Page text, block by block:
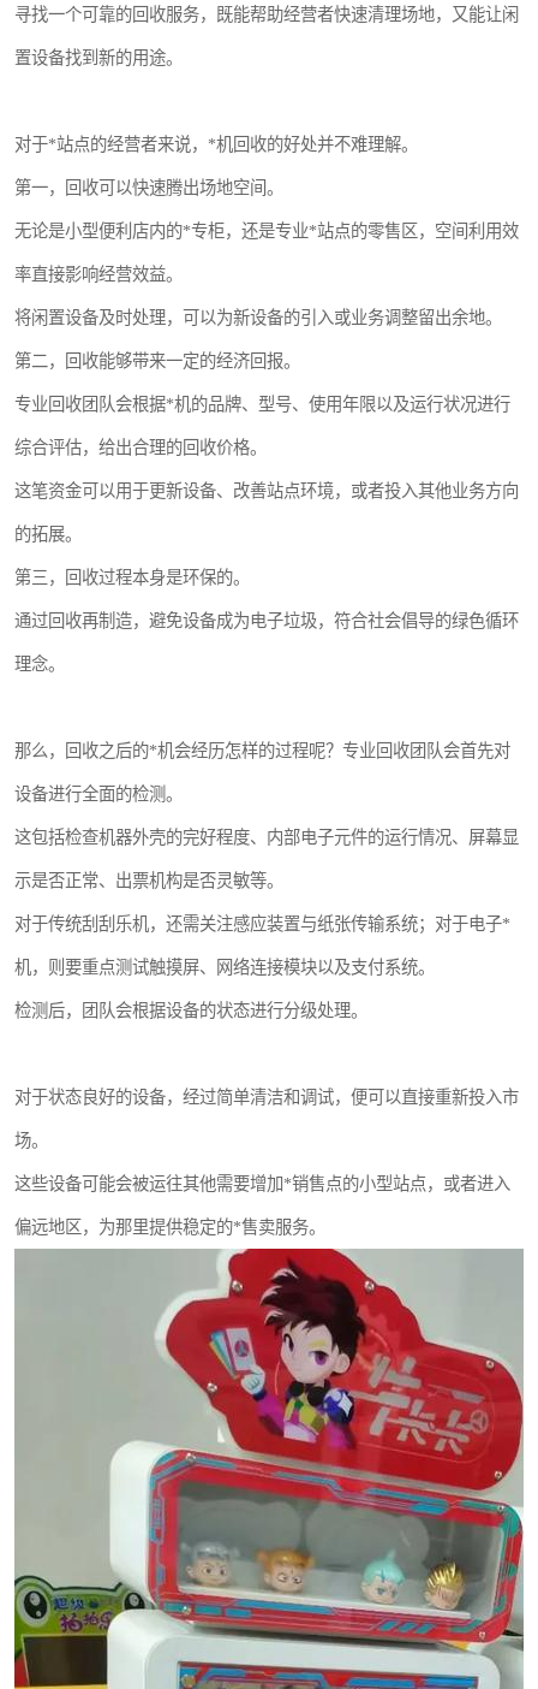
寻找一个可靠的回收服务，既能帮助经营者快速清理场地，又能让闲
置设备找到新的用途。
对于*站点的经营者来说，*机回收的好处并不难理解。
第一，回收可以快速腾出场地空间。
无论是小型便利店内的*专柜，还是专业*站点的零售区，空间利用效
率直接影响经营效益。
将闲置设备及时处理，可以为新设备的引入或业务调整留出余地。
第二，回收能够带来一定的经济回报。
专业回收团队会根据*机的品牌、型号、使用年限以及运行状况进行
综合评估，给出合理的回收价格。
这笔资金可以用于更新设备、改善站点环境，或者投入其他业务方向
的拓展。
第三，回收过程本身是环保的。
通过回收再制造，避免设备成为电子垃圾，符合社会倡导的绿色循环
理念。
那么，回收之后的*机会经历怎样的过程呢？专业回收团队会首先对
设备进行全面的检测。
这包括检查机器外壳的完好程度、内部电子元件的运行情况、屏幕显
示是否正常、出票机构是否灵敏等。
对于传统刮刮乐机，还需关注感应装置与纸张传输系统；对于电子*
机，则要重点测试触摸屏、网络连接模块以及支付系统。
检测后，团队会根据设备的状态进行分级处理。
对于状态良好的设备，经过简单清洁和调试，便可以直接重新投入市
场。
这些设备可能会被运往其他需要增加*销售点的小型站点，或者进入
偏远地区，为那里提供稳定的*售卖服务。